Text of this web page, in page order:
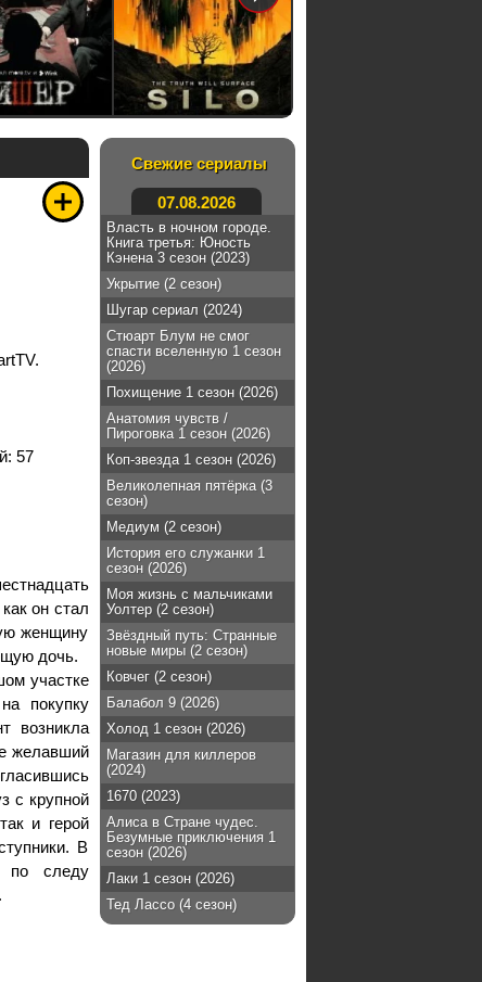
57
он стал
женщину
дочь.
участке
покупку
возникла
желавший
с крупной
и герой
В
по следу
Свежие сериалы
07.08.2026
Власть в ночном городе.
Книга третья: Юность
Кэнена 3 сезон (2023)
Укрытие (2 сезон)
Шугар сериал (2024)
Стюарт Блум не смог
спасти вселенную 1 сезон
(2026)
Похищение 1 сезон (2026)
Анатомия чувств /
Пироговка 1 сезон (2026)
Коп-звезда 1 сезон (2026)
Великолепная пятёрка (3
сезон)
Медиум (2 сезон)
История его служанки 1
сезон (2026)
Моя жизнь с мальчиками
Уолтер (2 сезон)
Звёздный путь: Странные
новые миры (2 сезон)
Ковчег (2 сезон)
Балабол 9 (2026)
Холод 1 сезон (2026)
Магазин для киллеров
(2024)
1670 (2023)
Алиса в Стране чудес.
Безумные приключения 1
сезон (2026)
Лаки 1 сезон (2026)
Тед Лассо (4 сезон)